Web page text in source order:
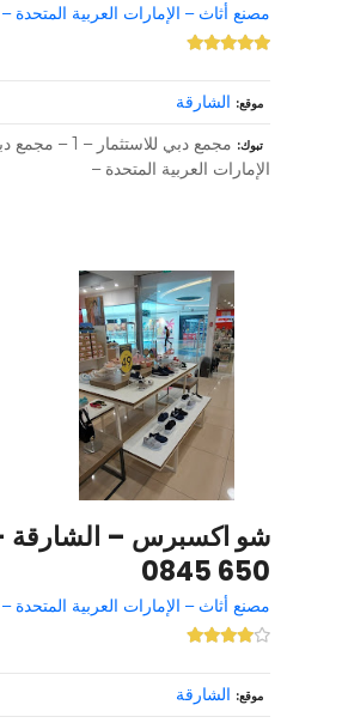
مصنع أثاث – الإمارات العربية المتحدة
موقع الشارقة
تبوك
مجمع دبي
الإمارات العربية المتحدة –
650 0845
مصنع أثاث – الإمارات العربية المتحدة
موقع الشارقة